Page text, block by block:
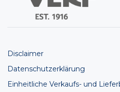
Disclaimer
Datenschutzerklärung
Einheitliche Verkaufs- und